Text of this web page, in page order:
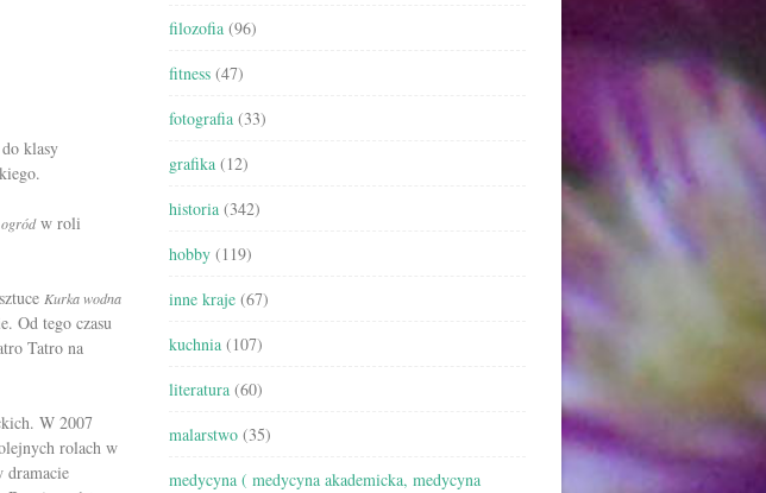
klasy
w roli
Kurka wodna
Od tego czasu
Tatro na
W 2007
rolach w
dramacie
filozofia (96)
fitness (47)
fotografia (33)
grafika (12)
historia (342)
hobby (119)
inne kraje (67)
kuchnia (107)
literatura (60)
malarstwo (35)
medycyna ( medycyna akademicka, medycyna